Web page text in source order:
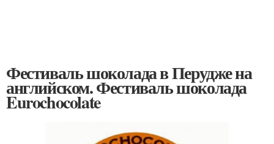
Фестиваль шоколада в Перудже на
английском. Фестиваль шоколада
Eurochocolate